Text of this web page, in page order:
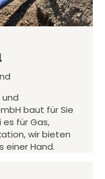
baut für Sie
für Gas,
wir bieten
einer Hand.